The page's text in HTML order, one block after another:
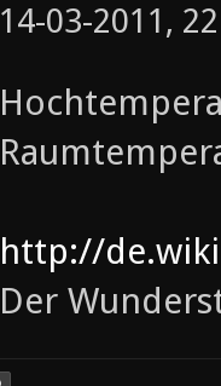
14-03-2011,
http://
Der